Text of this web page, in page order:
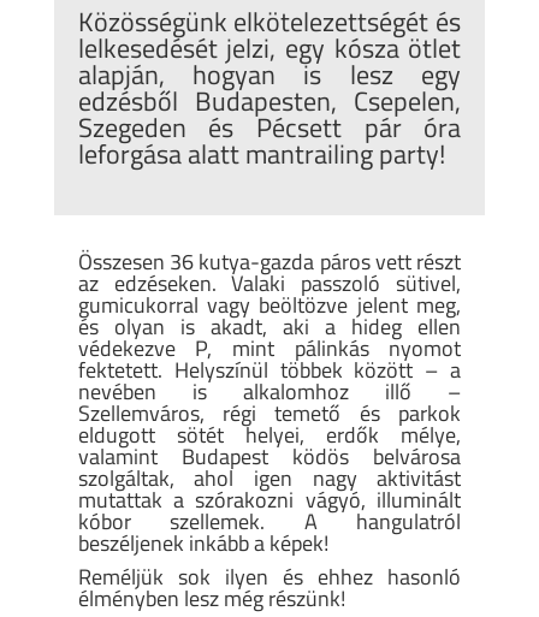
Közösségünk elkötelezettségét és
lelkesedését jelzi, egy kósza ötlet
alapján, hogyan is lesz egy
edzésből Budapesten, Csepelen,
Szegeden és Pécsett pár óra
leforgása alatt mantrailing party!
Összesen 36 kutya-gazda páros vett részt
az edzéseken. Valaki passzoló sütivel,
gumicukorral vagy beöltözve jelent meg,
és olyan is akadt, aki a hideg ellen
védekezve P, mint pálinkás nyomot
fektetett. Helyszínül többek között – a
nevében is alkalomhoz illő –
Szellemváros, régi temető és parkok
eldugott sötét helyei, erdők mélye,
valamint Budapest ködös belvárosa
szolgáltak, ahol igen nagy aktivitást
mutattak a szórakozni vágyó, illuminált
kóbor szellemek. A hangulatról
beszéljenek inkább a képek!
Reméljük sok ilyen és ehhez hasonló
élményben lesz még részünk!